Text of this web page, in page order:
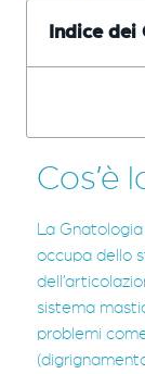
Indice dei
Cos’è
La
occupa dello
sistema
problemi